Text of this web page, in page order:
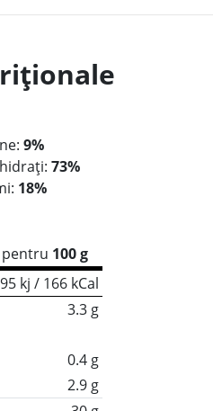
9%
73%
18%
100 g
kj / 166 kCal
3.3 g
0.4 g
2.9 g